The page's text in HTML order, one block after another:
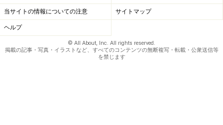
当サイトの情報についての注意 サイトマップ
ヘルプ
© All About, Inc. All rights reserved.
掲載の記事・写真・イラストなど、すべてのコンテンツの無断複写・転載・公衆送信等
を禁じます